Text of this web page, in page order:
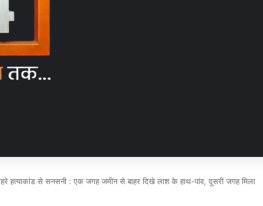
हत्याकांड से सनसनी : एक जगह जमीन से बाहर दिखे लाश के हाथ-पांव, दूसरी जगह मिला